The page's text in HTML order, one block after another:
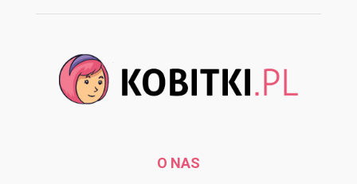
O NAS